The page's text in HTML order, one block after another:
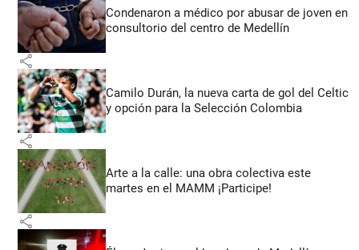
Condenaron a médico por abusar de joven en
consultorio del centro de Medellín
share
Camilo Durán, la nueva carta de gol del Celtic
y opción para la Selección Colombia
share
Arte a la calle: una obra colectiva este
martes en el MAMM ¡Participe!
share